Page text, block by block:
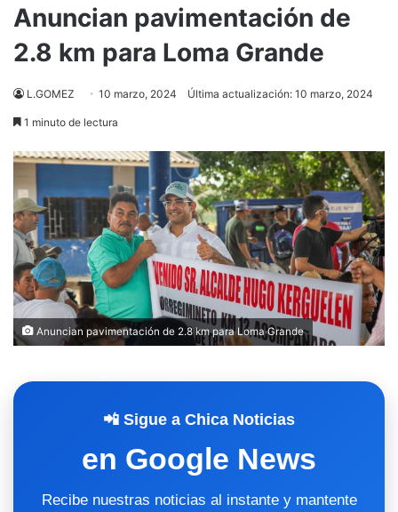
Anuncian pavimentación de
2.8 km para Loma Grande
L.GOMEZ 10 marzo, 2024 Última actualización: 10 marzo, 2024
1 minuto de lectura
Anuncian pavimentación de 2.8 km para Loma Grande
📲 Sigue a Chica Noticias
en Google News
Recibe nuestras noticias al instante y mantente